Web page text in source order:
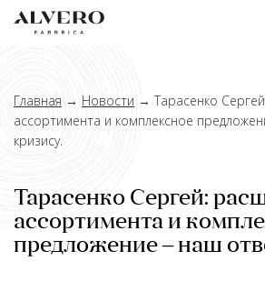
Перейти
Главная → Новости → Тарасенко
ассортимента и комплексное
кризису.
Тарасенко Сергей:
ассортимента и
предложение – наш